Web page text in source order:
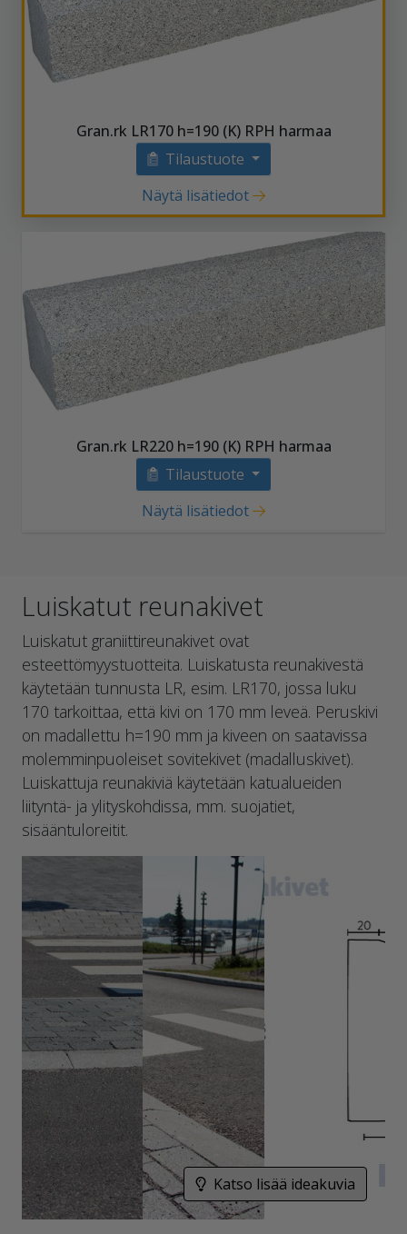
Gran.rk LR170 h=190 (K) RPH harmaa
Tilaustuote
Näytä lisätiedot
Gran.rk LR220 h=190 (K) RPH harmaa
Tilaustuote
Näytä lisätiedot
Luiskatut reunakivet
Luiskatut graniittireunakivet ovat
esteettömyystuotteita. Luiskatusta reunakivestä
käytetään tunnusta LR, esim. LR170, jossa luku
170 tarkoittaa, että kivi on 170 mm leveä. Peruskivi
on madallettu h=190 mm ja kiveen on saatavissa
molemminpuoleiset sovitekivet (madalluskivet).
Luiskattuja reunakiviä käytetään katualueiden
liityntä- ja ylityskohdissa, mm. suojatiet,
sisääntuloreitit.
Katso lisää ideakuvia